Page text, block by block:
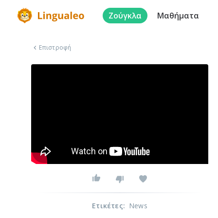
Ζούγκλα Μαθήματα
Επιστροφή
Ετικέτες: News